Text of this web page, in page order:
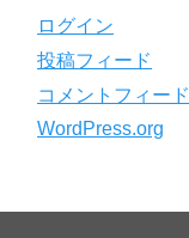
ログイン
投稿フィード
コメントフィード
WordPress.org